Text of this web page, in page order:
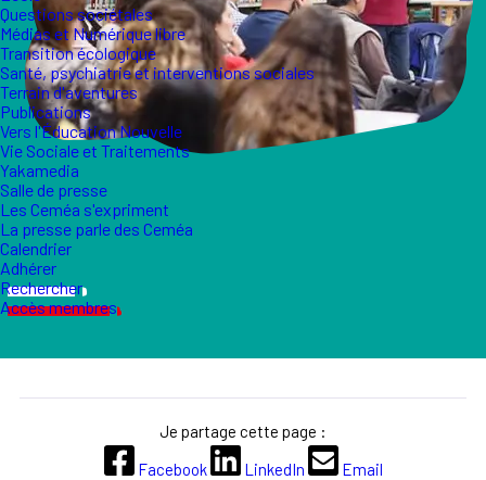
Questions sociétales
Médias et Numérique libre
Transition écologique
Santé, psychiatrie et interventions sociales
Terrain d'aventures
Publications
Vers l'Éducation Nouvelle
Vie Sociale et Traitements
Yakamedia
Salle de presse
Les Ceméa s'expriment
La presse parle des Ceméa
Calendrier
Adhérer
Rechercher
Accès membres
Je partage cette page :
Facebook
LinkedIn Email